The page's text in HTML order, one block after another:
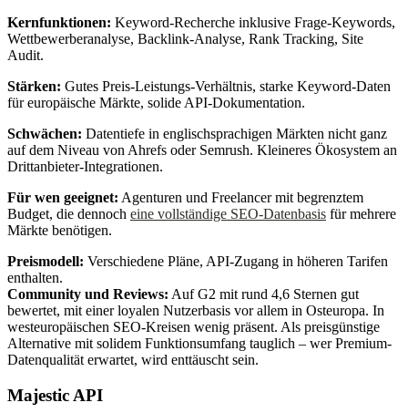
Kernfunktionen: Keyword-Recherche inklusive Frage-Keywords,
Wettbewerberanalyse, Backlink-Analyse, Rank Tracking, Site
Audit.
Stärken: Gutes Preis-Leistungs-Verhältnis, starke Keyword-Daten
für europäische Märkte, solide API-Dokumentation.
Schwächen: Datentiefe in englischsprachigen Märkten nicht ganz
auf dem Niveau von Ahrefs oder Semrush. Kleineres Ökosystem an
Drittanbieter-Integrationen.
Für wen geeignet: Agenturen und Freelancer mit begrenztem
Budget, die dennoch eine vollständige SEO-Datenbasis für mehrere
Märkte benötigen.
Preismodell: Verschiedene Pläne, API-Zugang in höheren Tarifen
enthalten.
Community und Reviews: Auf G2 mit rund 4,6 Sternen gut
bewertet, mit einer loyalen Nutzerbasis vor allem in Osteuropa. In
westeuropäischen SEO-Kreisen wenig präsent. Als preisgünstige
Alternative mit solidem Funktionsumfang tauglich – wer Premium-
Datenqualität erwartet, wird enttäuscht sein.
Majestic API